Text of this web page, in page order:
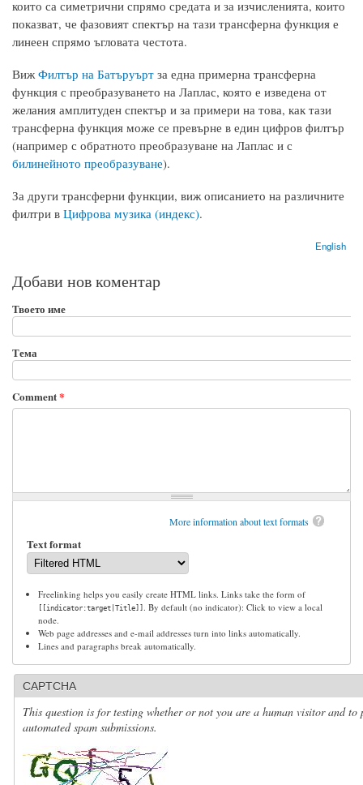
които са симетрични спрямо средата и за изчисленията, които
показват, че фазовият спектър на тази трансферна функция е
линеен спрямо ъгловата честота.
Виж Филтър на Батъруърт за една примерна трансферна
функция с преобразуването на Лаплас, която е изведена от
желания амплитуден спектър и за примери на това, как тази
трансферна функция може се превърне в един цифров филтър
(например с обратното преобразуване на Лаплас и с
билинейното преобразуване).
За други трансферни функции, виж описанието на различните
филтри в Цифрова музика (индекс).
English
Добави нов коментар
Твоето име
Тема
Comment*
More information about text formats
Text format
Freelinking helps you easily create HTML links. Links take the form of
[[indicator:target|Title]] . By default (no indicator): Click to view a local
node.
Web page addresses and e-mail addresses turn into links automatically.
Lines and paragraphs break automatically.
CAPTCHA
This question is for testing whether or not you are a human visitor and to
automated spam submissions.